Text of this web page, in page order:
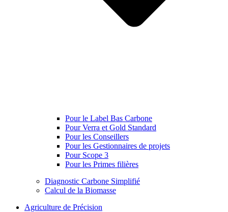
Pour le Label Bas Carbone
Pour Verra et Gold Standard
Pour les Conseillers
Pour les Gestionnaires de projets
Pour Scope 3
Pour les Primes filières
Diagnostic Carbone Simplifié
Calcul de la Biomasse
Agriculture de Précision